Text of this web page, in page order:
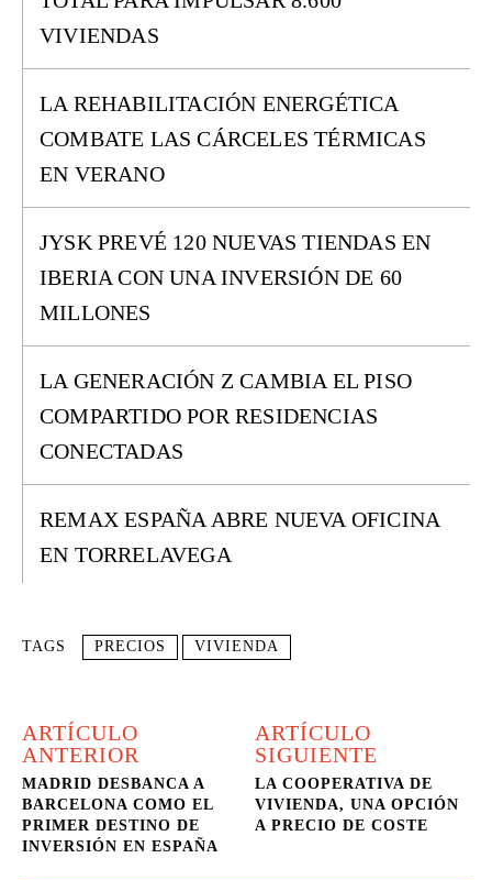
VIVIENDAS
LA REHABILITACIÓN ENERGÉTICA
COMBATE LAS CÁRCELES TÉRMICAS
EN VERANO
JYSK PREVÉ 120 NUEVAS TIENDAS EN
IBERIA CON UNA INVERSIÓN DE 60
MILLONES
LA GENERACIÓN Z CAMBIA EL PISO
COMPARTIDO POR RESIDENCIAS
CONECTADAS
REMAX ESPAÑA ABRE NUEVA OFICINA
EN TORRELAVEGA
TAGS PRECIOS VIVIENDA
ARTÍCULO
ANTERIOR
MADRID DESBANCA A
BARCELONA COMO EL
PRIMER DESTINO DE
INVERSIÓN EN ESPAÑA
ARTÍCULO
SIGUIENTE
LA COOPERATIVA DE
VIVIENDA, UNA OPCIÓN
A PRECIO DE COSTE